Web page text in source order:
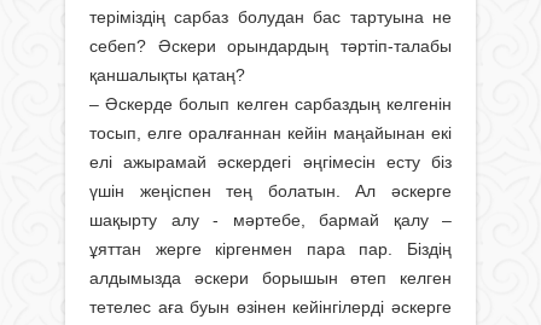
теріміздің сарбаз болудан бас тартуына не
себеп? Әскери орындардың тәртіп-талабы
қаншалықты қатаң?
– Әскерде болып келген сарбаздың келгенін
тосып, елге оралғаннан кейін маңайынан екі
елі ажырамай әскердегі әңгімесін есту біз
үшін жеңіспен тең болатын. Ал әскерге
шақырту алу - мәртебе, бармай қалу –
ұяттан жерге кіргенмен пара пар. Біздің
алдымызда әскери борышын өтеп келген
тетелес аға буын өзінен кейінгілерді әскерге